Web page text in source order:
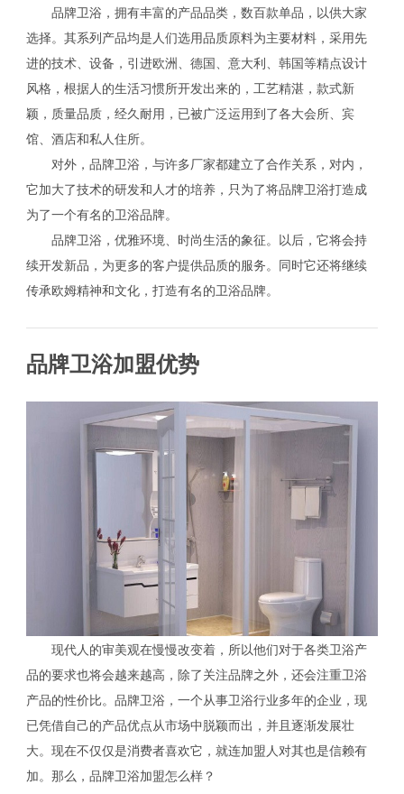
品牌卫浴，拥有丰富的产品品类，数百款单品，以供大家
选择。其系列产品均是人们选用品质原料为主要材料，采用先
进的技术、设备，引进欧洲、德国、意大利、韩国等精点设计
风格，根据人的生活习惯所开发出来的，工艺精湛，款式新
颖，质量品质，经久耐用，已被广泛运用到了各大会所、宾
馆、酒店和私人住所。
对外，品牌卫浴，与许多厂家都建立了合作关系，对内，
它加大了技术的研发和人才的培养，只为了将品牌卫浴打造成
为了一个有名的卫浴品牌。
品牌卫浴，优雅环境、时尚生活的象征。以后，它将会持
续开发新品，为更多的客户提供品质的服务。同时它还将继续
传承欧姆精神和文化，打造有名的卫浴品牌。
品牌卫浴加盟优势
现代人的审美观在慢慢改变着，所以他们对于各类卫浴产
品的要求也将会越来越高，除了关注品牌之外，还会注重卫浴
产品的性价比。品牌卫浴，一个从事卫浴行业多年的企业，现
已凭借自己的产品优点从市场中脱颖而出，并且逐渐发展壮
大。现在不仅仅是消费者喜欢它，就连加盟人对其也是信赖有
加。那么，品牌卫浴加盟怎么样？